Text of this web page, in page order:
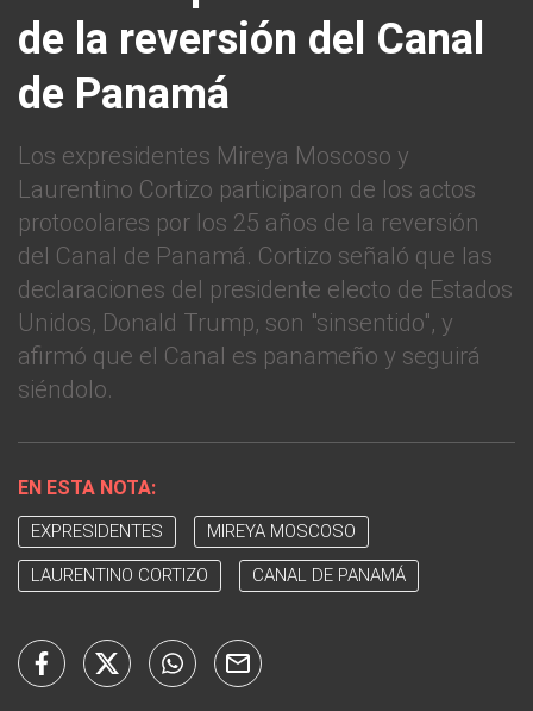
de la reversión del Canal
de Panamá
Los expresidentes Mireya Moscoso y
Laurentino Cortizo participaron de los actos
protocolares por los 25 años de la reversión
del Canal de Panamá. Cortizo señaló que las
declaraciones del presidente electo de Estados
Unidos, Donald Trump, son "sinsentido", y
afirmó que el Canal es panameño y seguirá
siéndolo.
EN ESTA NOTA:
EXPRESIDENTES MIREYA MOSCOSO
LAURENTINO CORTIZO CANAL DE PANAMÁ